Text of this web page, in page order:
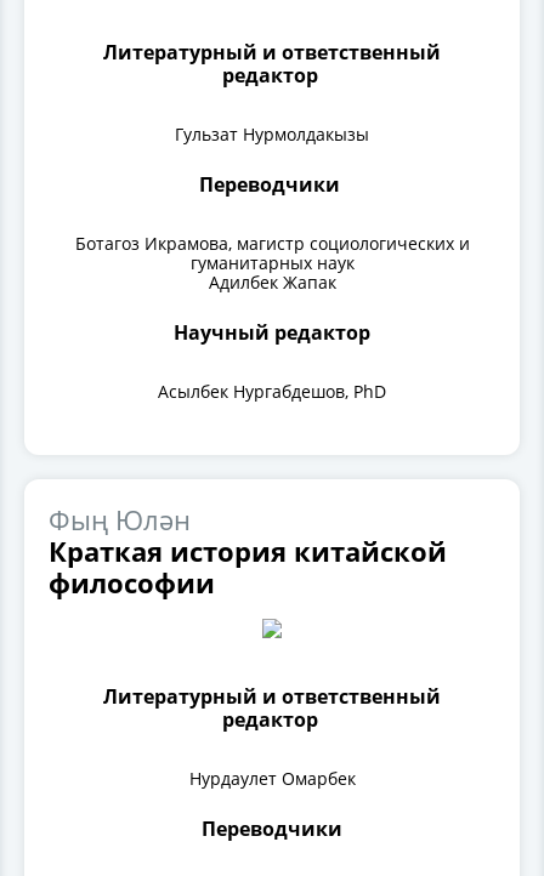
Литературный и ответственный
редактор
Гульзат Нурмолдакызы
Переводчики
Ботагоз Икрамова, магистр социологических и
гуманитарных наук
Адилбек Жапак
Научный редактор
Асылбек Нургабдешов, PhD
Фың Юлән
Краткая история китайской
философии
Литературный и ответственный
редактор
Нурдаулет Омарбек
Переводчики